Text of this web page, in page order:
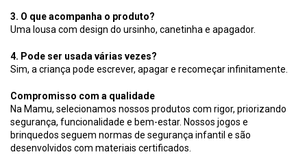
3. O que acompanha o produto?
Uma lousa com design do ursinho, canetinha e apagador.
4. Pode ser usada várias vezes?
Sim, a criança pode escrever, apagar e recomeçar infinitamente.
Compromisso com a qualidade
Na Mamu, selecionamos nossos produtos com rigor, priorizando
segurança, funcionalidade e bem-estar. Nossos jogos e
brinquedos seguem normas de segurança infantil e são
desenvolvidos com materiais certificados.